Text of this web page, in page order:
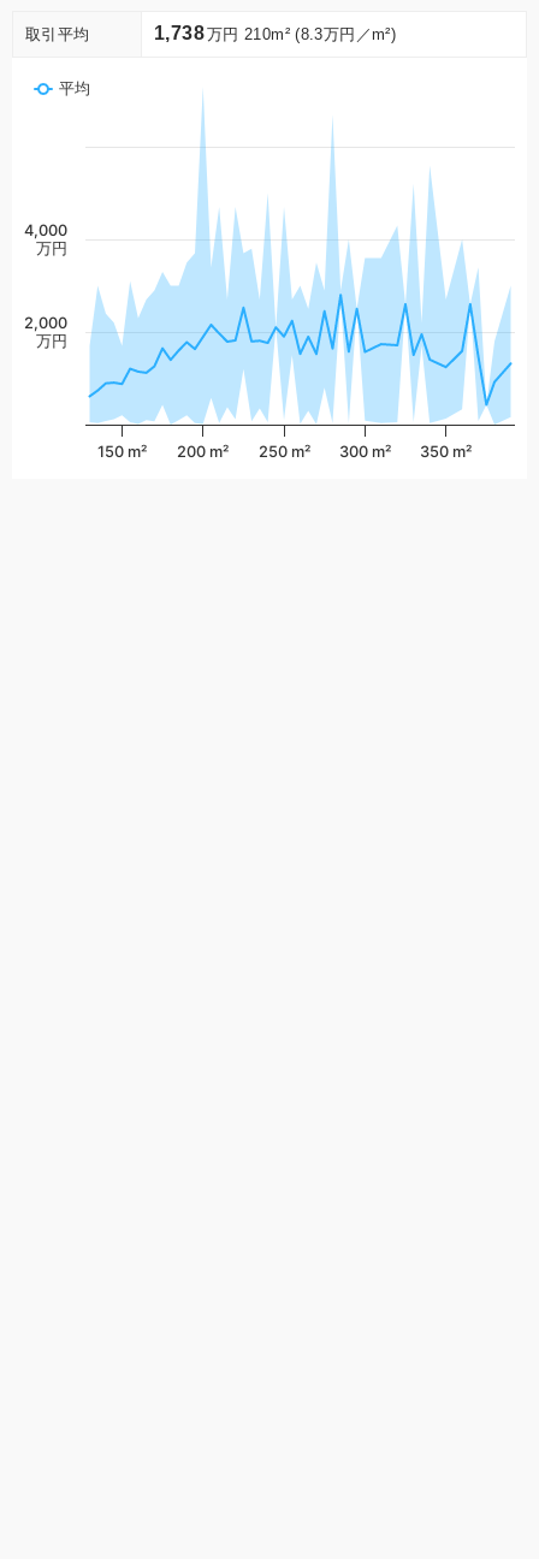
取引平均 1,738万円 210m² (8.3万円／m²)
平均
150 m² 200 m² 250 m² 300 m² 350 m²
2,000
万円
4,000
万円